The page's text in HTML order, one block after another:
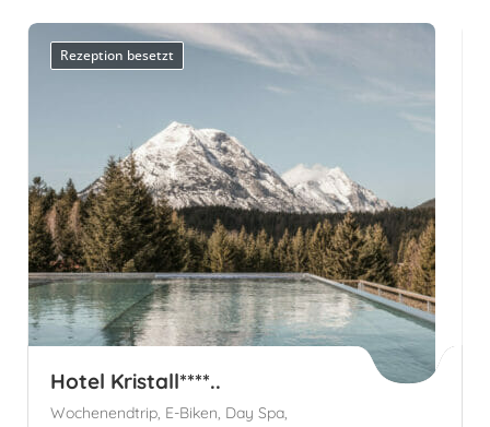
Rezeption besetzt
Hotel Kristall****..
Wochenendtrip, E-Biken, Day Spa,